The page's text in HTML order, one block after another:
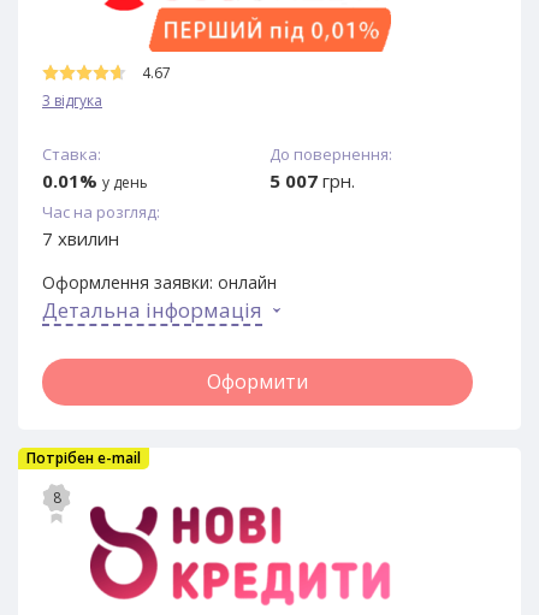
4.67
3 відгука
Ставка:
0.01% у день
До повернення:
5 007 грн.
Час на розгляд:
7 хвилин
Оформлення заявки: онлайн
Детальна інформація
Оформити
Потрібен e-mail
8